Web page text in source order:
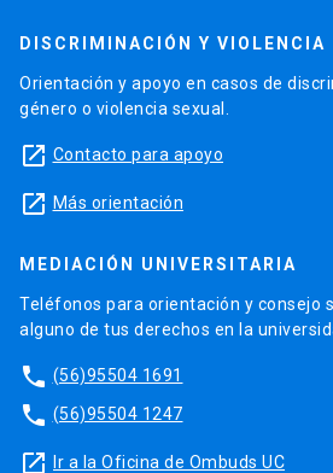
DISCRIMINACIÓN Y VIOLENCIA
Orientación y apoyo en casos de
género o violencia sexual.
launch Contacto para apoyo
launch Más orientación
MEDIACIÓN UNIVERSITARIA
Teléfonos para orientación y consejo
alguno de tus derechos en la
phone (56)95504 1691
phone (56)95504 1247
launch Ir a la Oficina de Ombuds UC